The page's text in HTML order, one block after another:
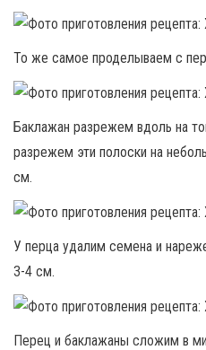
То же самое проделываем с
Баклажан разрежем вдоль на
разрежем эти полоски на
см.
У перца удалим семена и
3-4 см.
Перец и баклажаны сложим в